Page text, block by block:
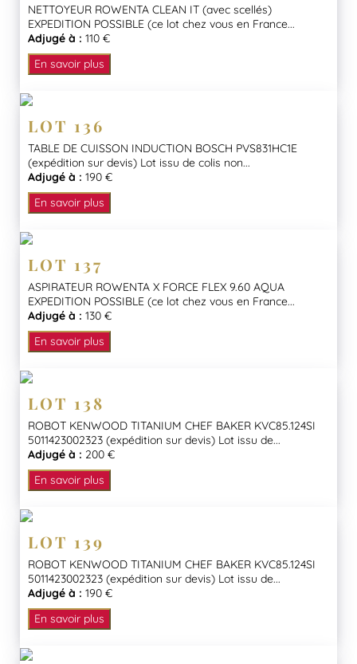
NETTOYEUR ROWENTA CLEAN IT (avec scellés)
EXPEDITION POSSIBLE (ce lot chez vous en France...
Adjugé à : 110 €
En savoir plus
LOT 136
TABLE DE CUISSON INDUCTION BOSCH PVS831HC1E
(expédition sur devis) Lot issu de colis non...
Adjugé à : 190 €
En savoir plus
LOT 137
ASPIRATEUR ROWENTA X FORCE FLEX 9.60 AQUA
EXPEDITION POSSIBLE (ce lot chez vous en France...
Adjugé à : 130 €
En savoir plus
LOT 138
ROBOT KENWOOD TITANIUM CHEF BAKER KVC85.124SI
5011423002323 (expédition sur devis) Lot issu de...
Adjugé à : 200 €
En savoir plus
LOT 139
ROBOT KENWOOD TITANIUM CHEF BAKER KVC85.124SI
5011423002323 (expédition sur devis) Lot issu de...
Adjugé à : 190 €
En savoir plus